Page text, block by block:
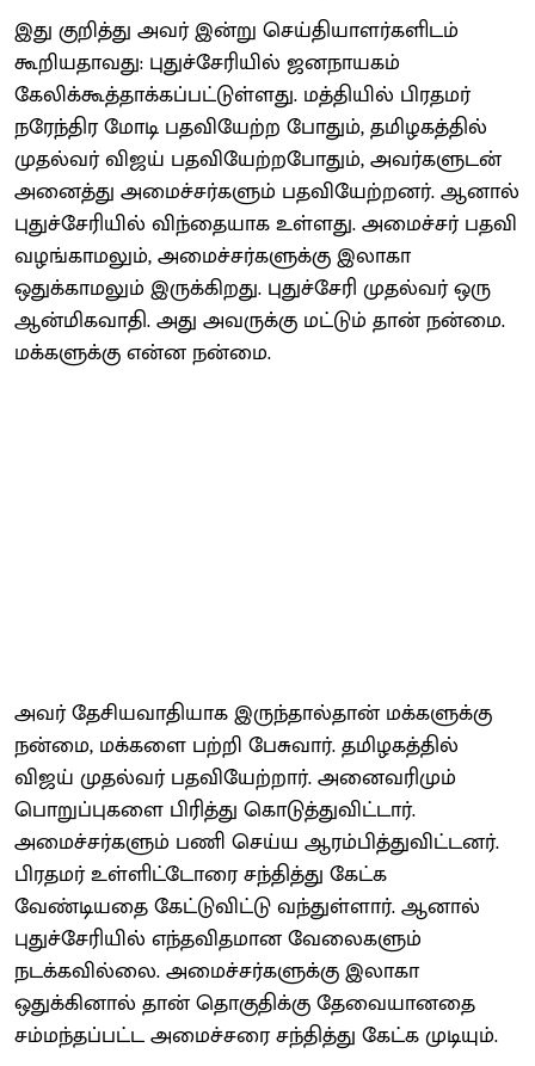
இது குறித்து அவர் இன்று செய்தியாளர்களிடம்
கூறியதாவது: புதுச்சேரியில் ஜனநாயகம்
கேலிக்கூத்தாக்கப்பட்டுள்ளது. மத்தியில் பிரதமர்
நரேந்திர மோடி பதவியேற்ற போதும், தமிழகத்தில்
முதல்வர் விஜய் பதவியேற்றபோதும், அவர்களுடன்
அனைத்து அமைச்சர்களும் பதவியேற்றனர். ஆனால்
புதுச்சேரியில் விந்தையாக உள்ளது. அமைச்சர் பதவி
வழங்காமலும், அமைச்சர்களுக்கு இலாகா
ஒதுக்காமலும் இருக்கிறது. புதுச்சேரி முதல்வர் ஒரு
ஆன்மிகவாதி. அது அவருக்கு மட்டும் தான் நன்மை.
மக்களுக்கு என்ன நன்மை.
அவர் தேசியவாதியாக இருந்தால்தான் மக்களுக்கு
நன்மை, மக்களை பற்றி பேசுவார். தமிழகத்தில்
விஜய் முதல்வர் பதவியேற்றார். அனைவரிமும்
பொறுப்புகளை பிரித்து கொடுத்துவிட்டார்.
அமைச்சர்களும் பணி செய்ய ஆரம்பித்துவிட்டனர்.
பிரதமர் உள்ளிட்டோரை சந்தித்து கேட்க
வேண்டியதை கேட்டுவிட்டு வந்துள்ளார். ஆனால்
புதுச்சேரியில் எந்தவிதமான வேலைகளும்
நடக்கவில்லை. அமைச்சர்களுக்கு இலாகா
ஒதுக்கினால் தான் தொகுதிக்கு தேவையானதை
சம்மந்தப்பட்ட அமைச்சரை சந்தித்து கேட்க முடியும்.